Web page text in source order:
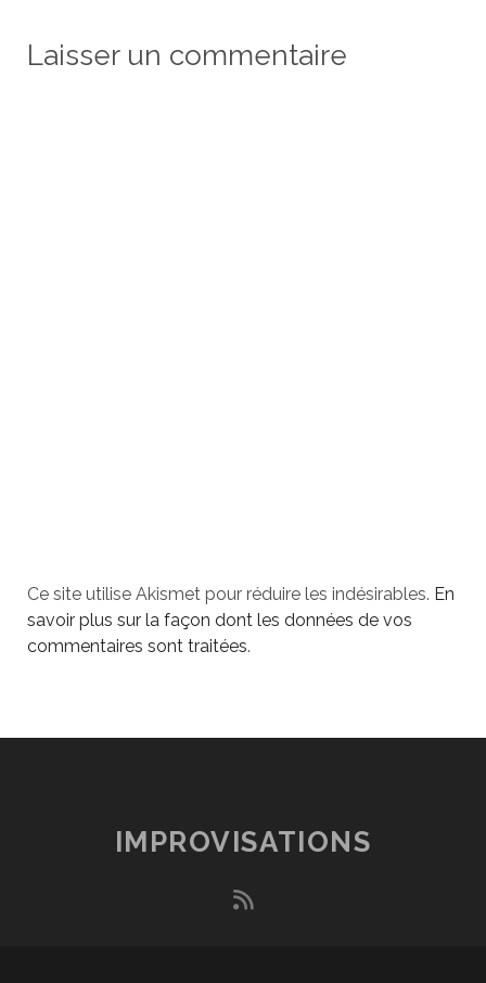
Laisser un commentaire
Ce site utilise Akismet pour réduire les indésirables. En
savoir plus sur la façon dont les données de vos
commentaires sont traitées.
IMPROVISATIONS
rss